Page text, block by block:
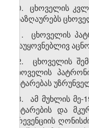
20. ცხოველის
ანაზღაურებს
21. ცხოველის
დაუყოვნებლივ
22. ცხოველის
ცხოველის
ჩატარებას
23. ამ მუხლის
ჩატარების და
პრევენციის